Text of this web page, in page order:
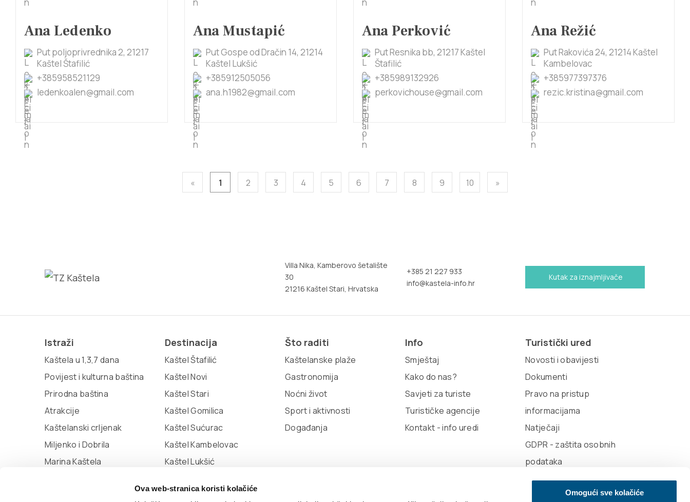
Ova web-stranica koristi kolačiće
Omogući sve kolačiće
Ana Ledenko
Put poljoprivrednika 2, 21217
Kaštel Štafilić
+385958521129
ledenkoalen@gmail.com
Ana Mustapić
Put Gospe od Dračin 14, 21214
Kaštel Lukšić
+385912505056
ana.h1982@gmail.com
Ana Perković
Put Resnika bb, 21217 Kaštel
Štafilić
+385989132926
perkovichouse@gmail.com
Ana Režić
Put Rakovića 24, 21214 Kaštel
Kambelovac
+385977397376
rezic.kristina@gmail.com
« 1 2 3 4 5 6 7 8 9 10 »
Villa Nika, Kamberovo šetalište
30
21216 Kaštel Stari, Hrvatska
+385 21 227 933
info@kastela-info.hr
Kutak za iznajmljivače
Istraži
Kaštela u 1,3,7 dana
Povijest i kulturna baština
Prirodna baština
Atrakcije
Kaštelanski crljenak
Miljenko i Dobrila
Marina Kaštela
Destinacija
Kaštel Štafilić
Kaštel Novi
Kaštel Stari
Kaštel Gomilica
Kaštel Sućurac
Kaštel Kambelovac
Kaštel Lukšić
Što raditi
Kaštelanske plaže
Gastronomija
Noćni život
Sport i aktivnosti
Događanja
Info
Smještaj
Kako do nas?
Savjeti za turiste
Turističke agencije
Kontakt - info uredi
Turistički ured
Novosti i obavijesti
Dokumenti
Pravo na pristup
informacijama
Natječaji
GDPR - zaštita osobnih
podataka